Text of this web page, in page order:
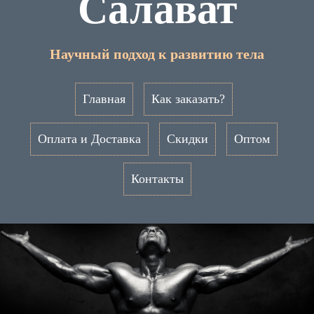
Научный подход к развитию тела
Главная Как заказать?
Оплата и Доставка Скидки Оптом
Контакты